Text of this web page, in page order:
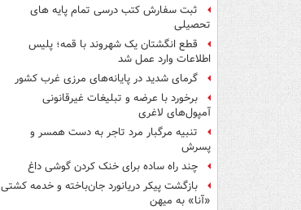
ثبت سفارش کتب درسی تمام پایه های
تحصیلی
قطع انگشتان یک شهروند با قمه؛ پلیس
اطلاعات وارد عمل شد
گرمای شدید در پایانه‌های مرزی غرب کشور
برخورد با عرضه و تبلیغات غیرقانونی
آمپول‌های لاغری
تنبیه مرگبار مرد تاجر به دست همسر و
پسرش
چند راه‌ ساده برای خنک کردن گوشی داغ
بازگشت پیکر دریانورد جان‌باخته و خدمه کشتی
«آنا» به میهن